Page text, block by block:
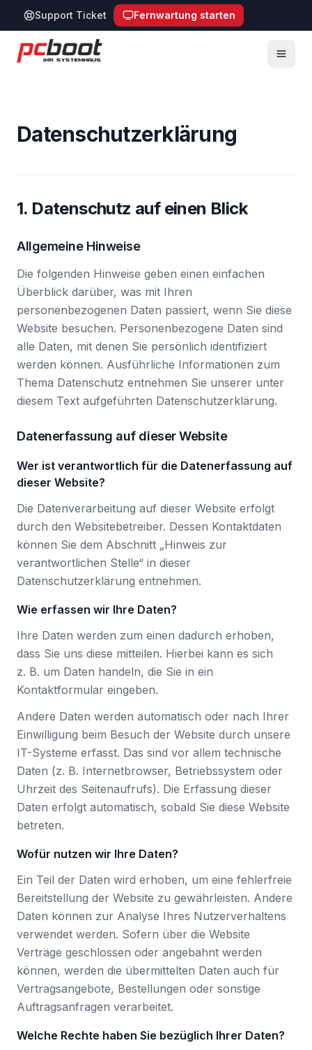
Support Ticket Fernwartung starten
Zum Hauptinhalt springen
Datenschutz­erklärung
1. Datenschutz auf einen Blick
Allgemeine Hinweise
Die folgenden Hinweise geben einen einfachen
Überblick darüber, was mit Ihren
personenbezogenen Daten passiert, wenn Sie diese
Website besuchen. Personenbezogene Daten sind
alle Daten, mit denen Sie persönlich identifiziert
werden können. Ausführliche Informationen zum
Thema Datenschutz entnehmen Sie unserer unter
diesem Text aufgeführten Datenschutzerklärung.
Datenerfassung auf dieser Website
Wer ist verantwortlich für die Datenerfassung auf
dieser Website?
Die Datenverarbeitung auf dieser Website erfolgt
durch den Websitebetreiber. Dessen Kontaktdaten
können Sie dem Abschnitt „Hinweis zur
verantwortlichen Stelle“ in dieser
Datenschutzerklärung entnehmen.
Wie erfassen wir Ihre Daten?
Ihre Daten werden zum einen dadurch erhoben,
dass Sie uns diese mitteilen. Hierbei kann es sich
z. B. um Daten handeln, die Sie in ein
Kontaktformular eingeben.
Andere Daten werden automatisch oder nach Ihrer
Einwilligung beim Besuch der Website durch unsere
IT-Systeme erfasst. Das sind vor allem technische
Daten (z. B. Internetbrowser, Betriebssystem oder
Uhrzeit des Seitenaufrufs). Die Erfassung dieser
Daten erfolgt automatisch, sobald Sie diese Website
betreten.
Wofür nutzen wir Ihre Daten?
Ein Teil der Daten wird erhoben, um eine fehlerfreie
Bereitstellung der Website zu gewährleisten. Andere
Daten können zur Analyse Ihres Nutzerverhaltens
verwendet werden. Sofern über die Website
Verträge geschlossen oder angebahnt werden
können, werden die übermittelten Daten auch für
Vertragsangebote, Bestellungen oder sonstige
Auftragsanfragen verarbeitet.
Welche Rechte haben Sie bezüglich Ihrer Daten?